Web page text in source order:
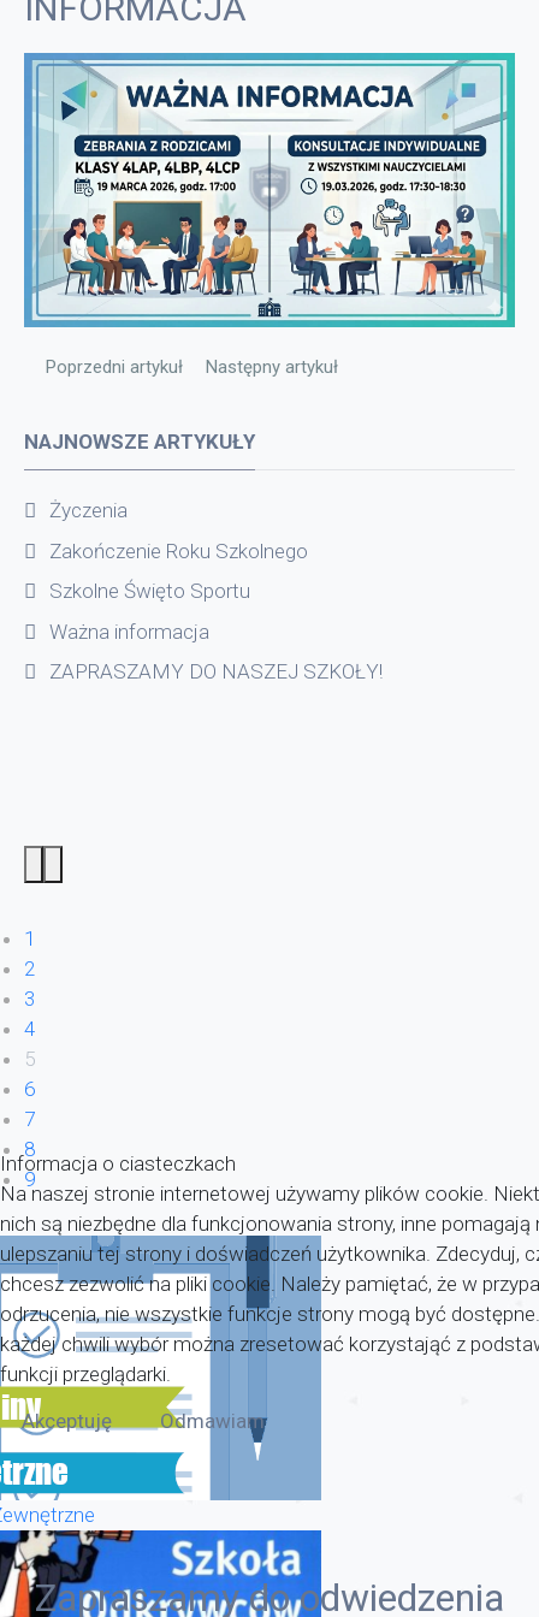
Poprzedni artykuł: INFORMACJA
Poprzedni artykuł Następny artykuł: INFORMACJA
Następny artykuł
NAJNOWSZE ARTYKUŁY
Życzenia
Zakończenie Roku Szkolnego
Szkolne Święto Sportu
Ważna informacja
ZAPRASZAMY DO NASZEJ SZKOŁY!
1
2
3
4
5
6
7
8
9
Zapraszamy do odwiedzenia
Informacja o ciasteczkach
Na naszej stronie internetowej używamy plików cookie.
nich są niezbędne dla funkcjonowania strony, inne pomagają
ulepszaniu tej strony i doświadczeń użytkownika. Zdecyduj,
chcesz zezwolić na pliki cookie. Należy pamiętać, że w
odrzucenia, nie wszystkie funkcje strony mogą być
każdej chwili wybór można zresetować korzystająć z
funkcji przeglądarki.
Akceptuję
Odmawiam